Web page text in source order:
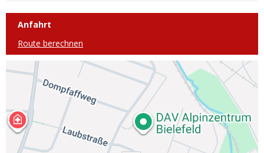
Anfahrt
Route berechnen